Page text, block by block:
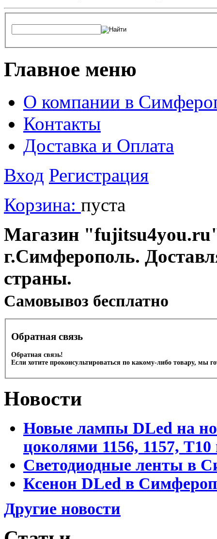
Главное меню
О компании в
Контакты
Доставка и Оплата
Вход Регистрация
Корзина: пуста
Магазин
г.Симферополь.
страны.
Cамовывоз бесплатно
Обратная связь
Обратная связь!
Если хотите проконсультироваться по какому-либо товару, мы
Новости
Новые лампы DLed на
цоколями 1156, 1157,
Светодиодные ленты в
Ксенон DLed в
Другие новости